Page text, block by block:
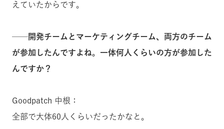
えていたからです。
──開発チームとマーケティングチーム、両方のチーム
が参加したんですよね。一体何人くらいの方が参加した
んですか？
Goodpatch 中根：
全部で大体60人くらいだったかなと。